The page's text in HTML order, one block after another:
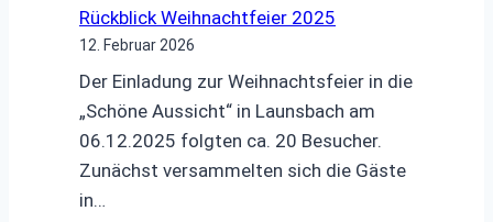
Rückblick Weihnachtfeier 2025
12. Februar 2026
Der Einladung zur Weihnachtsfeier in die
„Schöne Aussicht“ in Launsbach am
06.12.2025 folgten ca. 20 Besucher.
Zunächst versammelten sich die Gäste
in…